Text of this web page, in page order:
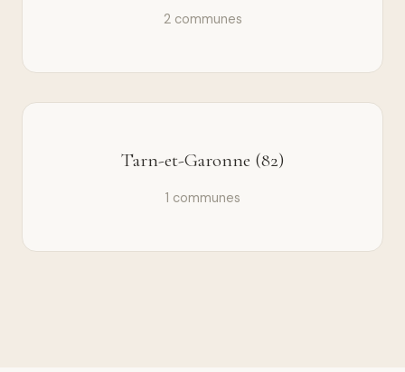
2 communes
Tarn-et-Garonne (82)
1 communes